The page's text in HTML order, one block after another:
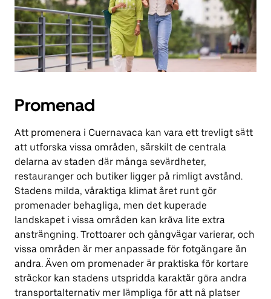
Promenad
Att promenera i Cuernavaca kan vara ett trevligt sätt
att utforska vissa områden, särskilt de centrala
delarna av staden där många sevärdheter,
restauranger och butiker ligger på rimligt avstånd.
Stadens milda, våraktiga klimat året runt gör
promenader behagliga, men det kuperade
landskapet i vissa områden kan kräva lite extra
ansträngning. Trottoarer och gångvägar varierar, och
vissa områden är mer anpassade för fotgängare än
andra. Även om promenader är praktiska för kortare
sträckor kan stadens utspridda karaktär göra andra
transportalternativ mer lämpliga för att nå platser